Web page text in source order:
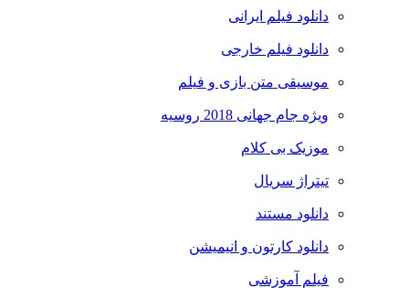
دانلود فیلم ایرانی
دانلود فیلم خارجی
موسیقی متن بازی و فیلم
ویژه جام جهانی 2018 روسیه
موزیک بی کلام
تیتراژ سریال
دانلود مستند
دانلود کارتون و انیمیشن
فیلم آموزشی